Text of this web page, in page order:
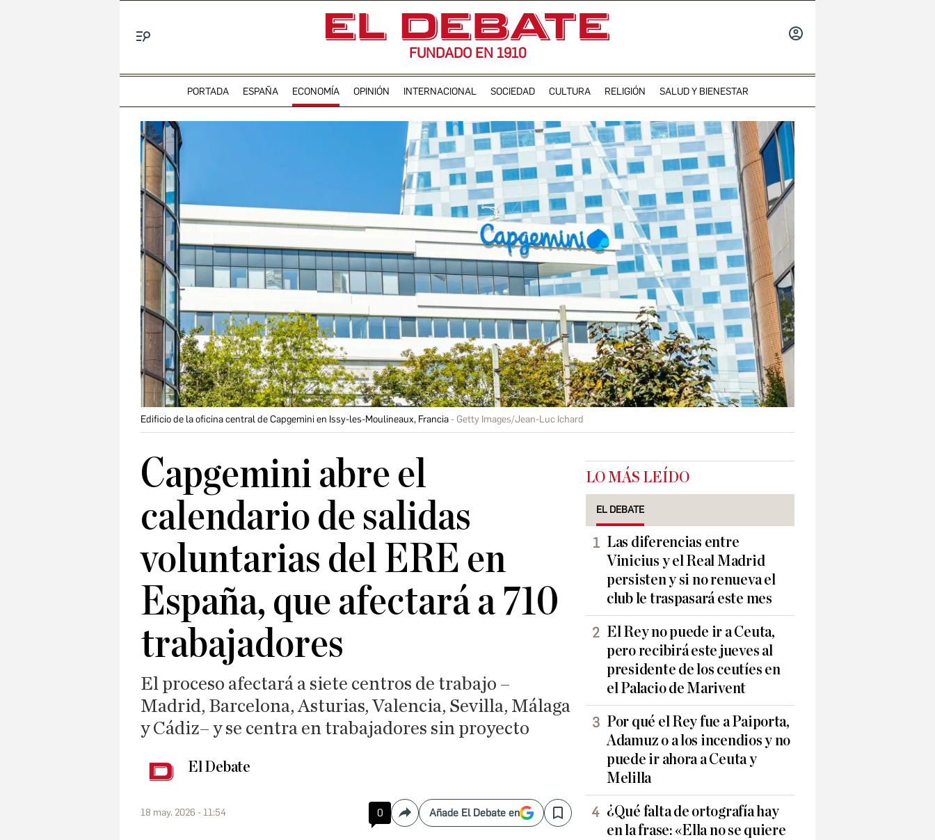
FUNDADO EN 1910
PORTADA ESPAÑA ECONOMÍA OPINIÓN INTERNACIONAL SOCIEDAD CULTURA RELIGIÓN SALUD Y BIENESTAR
Edificio de la oficina central de Capgemini en Issy-les-Moulineaux, Francia Getty Images/Jean-Luc Ichard
Capgemini abre el
calendario de salidas
voluntarias del ERE en
España, que afectará a 710
trabajadores
El proceso afectará a siete centros de trabajo –
Madrid, Barcelona, Asturias, Valencia, Sevilla, Málaga
y Cádiz– y se centra en trabajadores sin proyecto
El Debate
18 may. 2026 - 11:54 0 CompartirAñade El Debate en Save
LO MÁS LEÍDO
EL DEBATE
Las diferencias entre
Vinicius y el Real Madrid
persisten y si no renueva el
club le traspasará este mes
El Rey no puede ir a Ceuta,
pero recibirá este jueves al
presidente de los ceutíes en
el Palacio de Marivent
Por qué el Rey fue a Paiporta,
Adamuz o a los incendios y no
puede ir ahora a Ceuta y
Melilla
¿Qué falta de ortografía hay
en la frase: «Ella no se quiere